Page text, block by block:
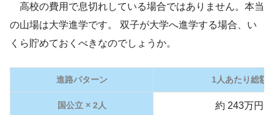
高校の費用で息切れしている場合ではありません。本当
の山場は大学進学です。 双子が大学へ進学する場合、い
くら貯めておくべきなのでしょうか。
進路パターン 1人あたり総額
国公立 × 2人 約 243万円